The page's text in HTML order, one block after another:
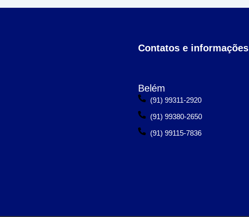
Contatos e informações
Belém
(91) 99311-2920
(91) 99380-2650
(91) 99115-7836